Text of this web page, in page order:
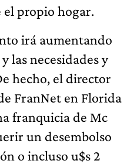
el propio hogar.
irá aumentando
las necesidades y
hecho, el director
FranNet en Florida
franquicia de Mc
un desembolso
o incluso u$s 2